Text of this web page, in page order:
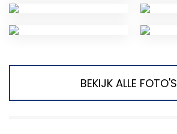
BEKIJK ALLE FOTO'S